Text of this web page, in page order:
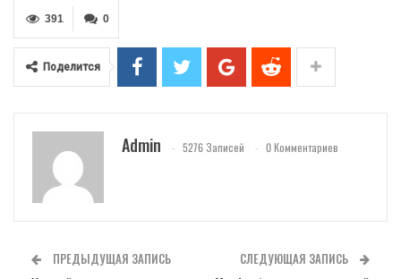
0
391
Поделится
Admin 5276 Записей 0 Комментариев
ПРЕДЫДУЩАЯ ЗАПИСЬ СЛЕДУЮЩАЯ ЗАПИСЬ